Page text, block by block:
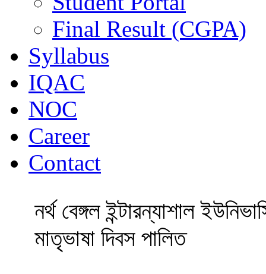
Final Result (CGPA)
Syllabus
IQAC
NOC
Career
Contact
নর্থ বেঙ্গল ইন্টারন্যাশাল
মাতৃভাষা দিবস পালিত